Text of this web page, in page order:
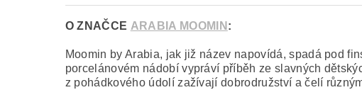
O ZNAČCE ARABIA MOOMIN :
Moomin by Arabia, jak již název napovídá, spadá pod
porcelánovém nádobí vypráví příběh ze slavných
z pohádkového údolí zažívají dobrodružství a čelí